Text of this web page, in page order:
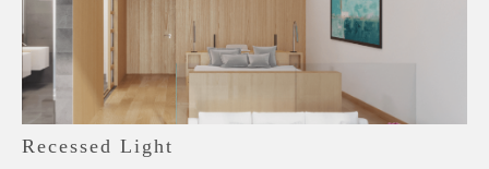
Recessed Light